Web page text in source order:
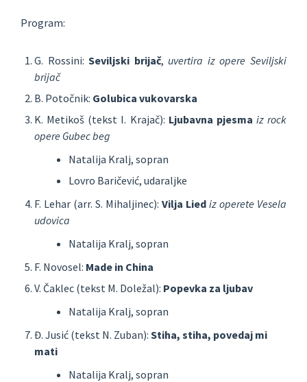
Program:
G. Rossini:Seviljski brijač, uvertira iz opere Seviljski
brijač
B. Potočnik: Golubica vukovarska
K. Metikoš (tekst I. Krajač): Ljubavna pjesma iz rock
opere Gubec beg
Natalija Kralj, sopran
Lovro Baričević, udaraljke
F. Lehar (arr. S. Mihaljinec): Vilja Lied iz operete Vesela
udovica
Natalija Kralj, sopran
F. Novosel: Made in China
V. Čaklec (tekst M. Doležal): Popevka za ljubav
Natalija Kralj, sopran
Đ. Jusić (tekst N. Zuban): Stiha, stiha, povedaj mi
mati
Natalija Kralj, sopran